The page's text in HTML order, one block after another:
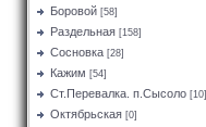
Боровой [58]
Раздельная [158]
Сосновка [28]
Кажим [54]
Ст.Перевалка. п.Сысоло [10]
Октябрьская [0]